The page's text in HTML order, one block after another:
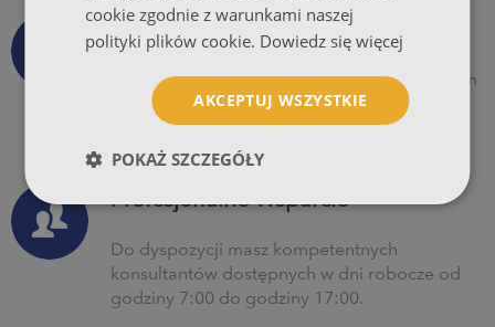
Dobra Cena
Oferujemy jedne z najniższych cen na polskim
rynku drukarni internetowych oraz
rozbudowany program rabatów dla agencji i
drukarni.
Profesjonalne Wsparcie
Do dyspozycji masz kompetentnych
konsultantów dostępnych w dni robocze od
godziny 7:00 do godziny 17:00.
cookie zgodnie z warunkami naszej
polityki plików cookie. Dowiedz się więcej
AKCEPTUJ WSZYSTKIE
POKAŻ SZCZEGÓŁY